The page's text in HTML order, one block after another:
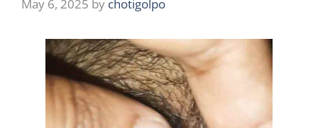
May 6, 2025 by chotigolpo